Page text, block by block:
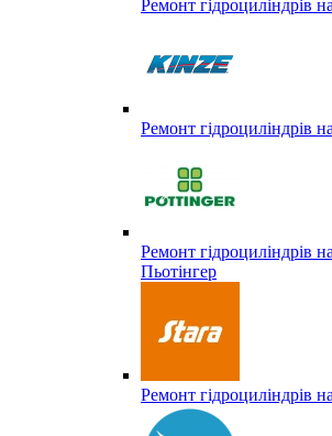
Ремонт гідроциліндрів
Ремонт гідроциліндрів
Ремонт гідроциліндрів
Пьотінгер
Ремонт гідроциліндрів